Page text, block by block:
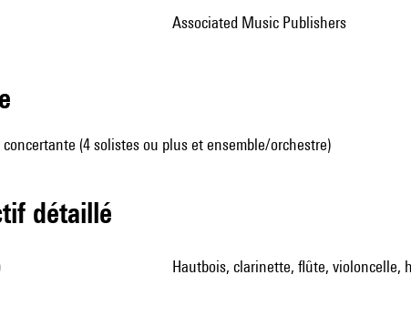
Associated Music Publishers
(4 solistes ou plus et ensemble/orchestre)
détaillé
hautbois, clarinette, flûte, violoncelle,